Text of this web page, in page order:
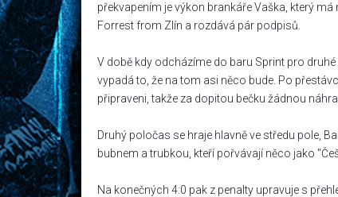
překvapením je výkon brankáře Vaška, který
Forrest from Zlín a rozdává pár podpisů.
V době kdy odcházíme do baru Sprint pro
vypadá to, že na tom asi něco bude. Po
připraveni, takže za dopitou bečku žádnou
Druhý poločas se hraje hlavně ve středu pole,
bubnem a trubkou, kteří pořvávají něco jako
Na konečných 4:0 pak z penalty upravuje s